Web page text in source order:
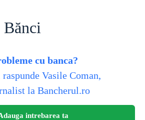
cu banca?
Vasile Coman,
la Bancherul.ro
intrebarea ta